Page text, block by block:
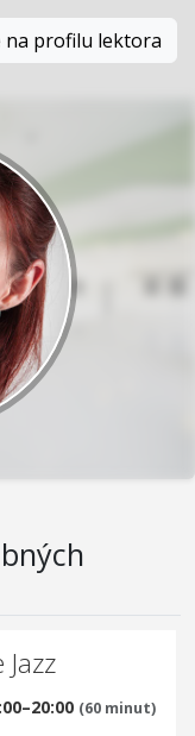
na profilu lektora
(60 minut)